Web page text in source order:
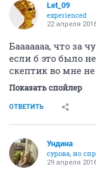
Let_09
experienced
22 апреля
Бааааааа, что за
если б это было
скептик во мне
Показать спойлер
ОТВЕТИТЬ
Ундинa
сурова, но
29 апреля